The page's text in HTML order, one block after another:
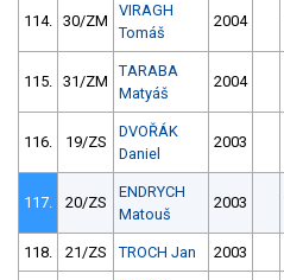
114. 30/ZM
VIRAGH
Tomáš
2004
115. 31/ZM
TARABA
Matyáš
2004
116. 19/ZS
DVOŘÁK
Daniel
2003
117. 20/ZS
ENDRYCH
Matouš
2003
118. 21/ZS TROCH Jan 2003